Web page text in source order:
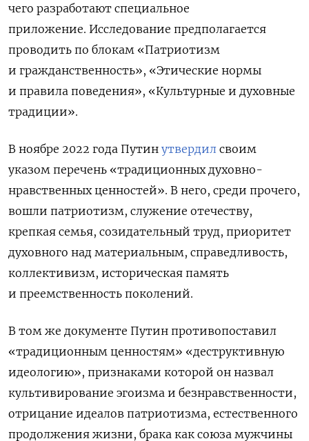
чего разработают специальное
приложение. Исследование предполагается
проводить по блокам «Патриотизм
и гражданственность», «Этические нормы
и правила поведения», «Культурные и духовные
традиции».
В ноябре 2022 года Путин утвердил своим
указом перечень «традиционных духовно-
нравственных ценностей». В него, среди прочего,
вошли патриотизм, служение отечеству,
крепкая семья, созидательный труд, приоритет
духовного над материальным, справедливость,
коллективизм, историческая память
и преемственность поколений.
В том же документе Путин противопоставил
«традиционным ценностям» «деструктивную
идеологию», признаками которой он назвал
культивирование эгоизма и безнравственности,
отрицание идеалов патриотизма, естественного
продолжения жизни, брака как союза мужчины